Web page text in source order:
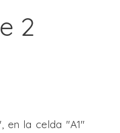
2
en la celda "A1"